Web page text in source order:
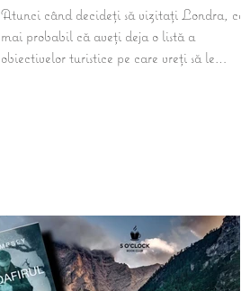
Atunci când decideți să vizitați Londra, cel
mai probabil că aveți deja o listă a
obiectivelor turistice pe care vreți să le